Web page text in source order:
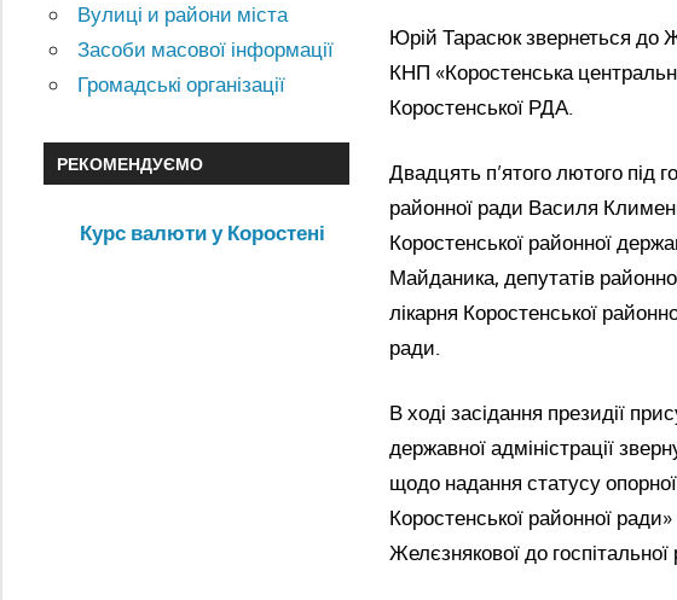
Юрій Тарасюк звернеться до
КНП «Коростенська
Коростенської РДА.
Двадцять п’ятого лютого під
районної ради Василя
Коростенської районної
Майданика, депутатів
лікарня Коростенської
ради.
В ході засідання президії
державної адміністрації
щодо надання статусу
Коростенської районної
Желєзнякової до госпітальної
Вулиці и райони міста
Засоби масової інформації
Громадські організації
РЕКОМЕНДУЄМО
Курс валюти у Коростені